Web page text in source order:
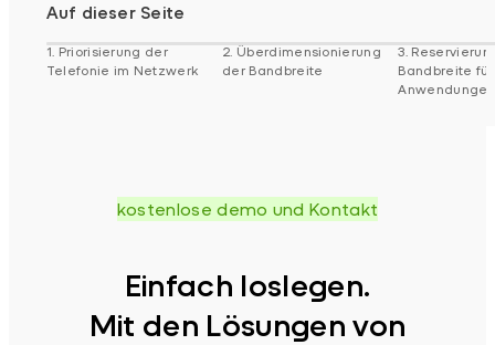
Auf dieser Seite
1. Priorisierung der
Telefonie im Netzwerk
2. Überdimensionierung
der Bandbreite
3.
Bandbreite für
Anwendungen
kostenlose demo und Kontakt
Einfach loslegen.
Mit den Lösungen von